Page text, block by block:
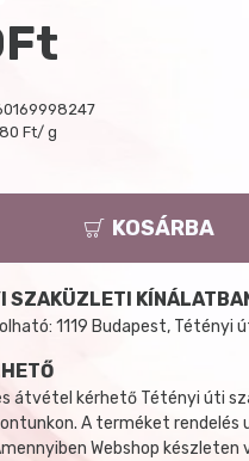
Ft/ g
KOSÁRBA
SZAKÜZLETI
1119 Budapest,
átvétel kérhető Tétényi úti
A terméket
Webshop